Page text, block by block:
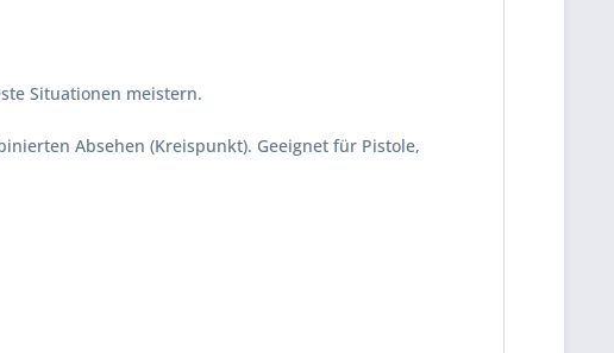
Situationen meistern.
Absehen (Kreispunkt). Geeignet für Pistole,